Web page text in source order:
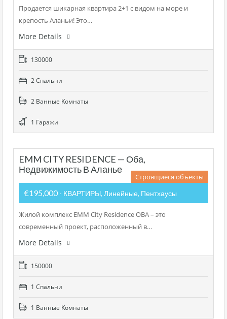
Продается шикарная квартира 2+1 с видом на море и
крепость Аланьи! Это…
More Details
130000
2 Cпальни
2 Bанные Kомнаты
1 Гаражи
EMM CITY RESIDENCE — Оба,
Недвижимость В Аланье
Строящиеся объекты
€195,000 - КВАРТИРЫ, Линейные, Пентхаусы
Жилой комплекс EMM City Residence OBA – это
современный проект, расположенный в…
More Details
150000
1 Cпальни
1 Bанные Kомнаты